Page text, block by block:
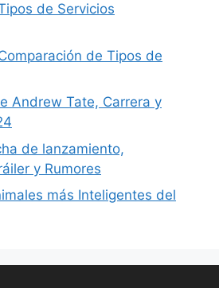
de Servicios
de Tipos de
Andrew Tate, Carrera y
de lanzamiento,
y Rumores
más Inteligentes del